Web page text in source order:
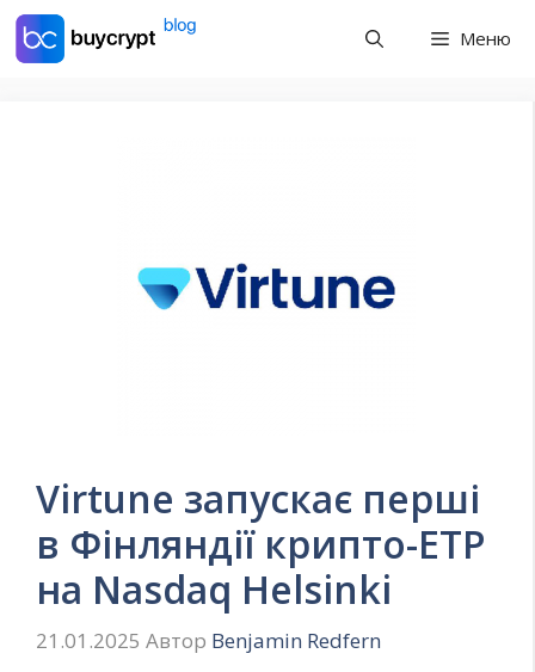
Перейти
до
Меню
Virtune запускає перші
в Фінляндії крипто-ETP
на Nasdaq Helsinki
21.01.2025 Автор Benjamin Redfern